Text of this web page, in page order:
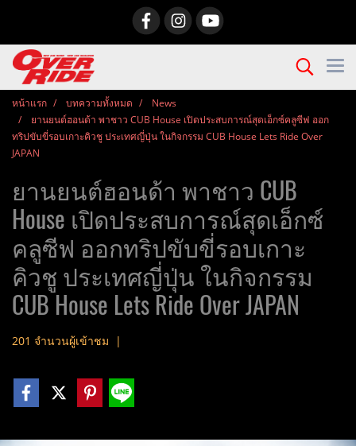
หน้าแรก บทความทั้งหมด
News
ยานยนต์ฮอนด้า พาชาว CUB House เปิดประสบการณ์สุดเอ็กซ์คลูซีฟ ออก
ทริปขับขี่รอบเกาะคิวชู ประเทศญี่ปุ่น ในกิจกรรม CUB House Lets Ride Over
JAPAN
ยานยนต์ฮอนด้า พาชาว CUB
House เปิดประสบการณ์สุดเอ็กซ์
คลูซีฟ ออกทริปขับขี่รอบเกาะ
คิวชู ประเทศญี่ปุ่น ในกิจกรรม
CUB House Lets Ride Over JAPAN
201 จำนวนผู้เข้าชม |